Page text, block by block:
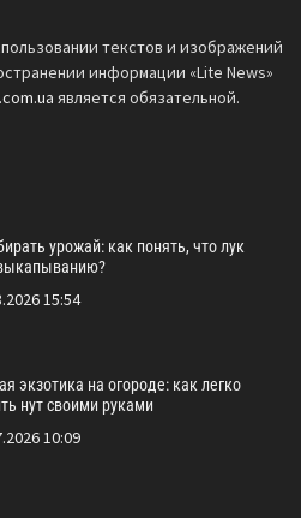
текстов и изображений
информации «Lite News»
является обязательной.
урожай: как понять, что лук
15:54
экзотика на огороде: как легко
нут своими руками
10:09